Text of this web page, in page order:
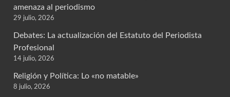
amenaza al periodismo
29 julio, 2026
Debates: La actualización del Estatuto del Periodista
Profesional
14 julio, 2026
Religión y Política: Lo «no matable»
8 julio, 2026